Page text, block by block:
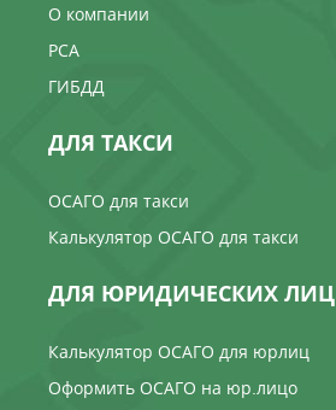
О компании
РСА
ГИБДД
ДЛЯ ТАКСИ
ОСАГО для такси
Калькулятор ОСАГО для такси
ДЛЯ ЮРИДИЧЕСКИХ ЛИЦ
Калькулятор ОСАГО для юрлиц
Оформить ОСАГО на юр.лицо